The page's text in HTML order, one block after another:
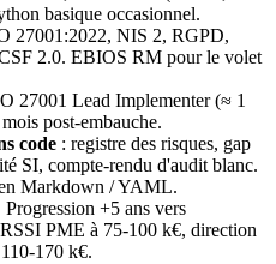
basique occasionnel.
27001:2022, NIS 2, RGPD,
2.0. EBIOS RM pour le volet
27001 Lead Implementer (≈ 1
post-embauche.
code : registre des risques, gap
SI, compte-rendu d'audit blanc.
Markdown / YAML.
Progression +5 ans vers
PME à 75-100 k€, direction
170 k€.